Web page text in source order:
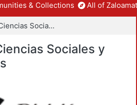
& Collections All of
División de Ciencias Sociales y Humanidades
Sociales y